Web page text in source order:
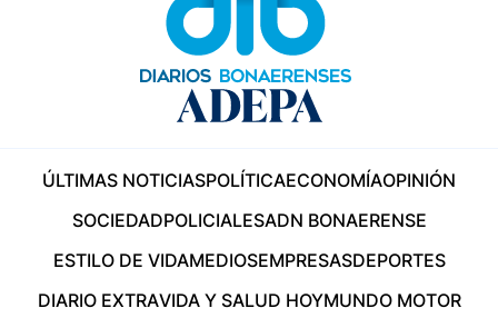
ÚLTIMAS NOTICIASPOLÍTICAECONOMÍAOPINIÓN
SOCIEDADPOLICIALESADN BONAERENSE
ESTILO DE VIDAMEDIOSEMPRESASDEPORTES
DIARIO EXTRAVIDA Y SALUD HOYMUNDO MOTOR